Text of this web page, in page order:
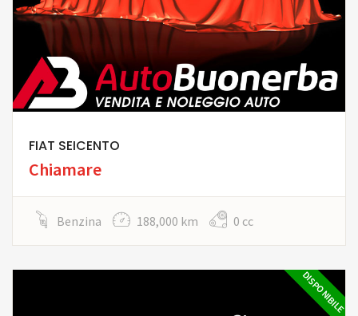
FIAT SEICENTO
Chiamare
Benzina 188,000 km 0 cc
DISPONIBILE